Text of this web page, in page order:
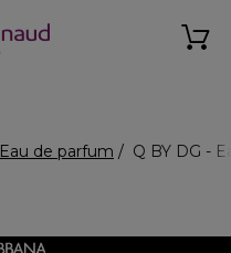
Eau de parfum Q BY DG -